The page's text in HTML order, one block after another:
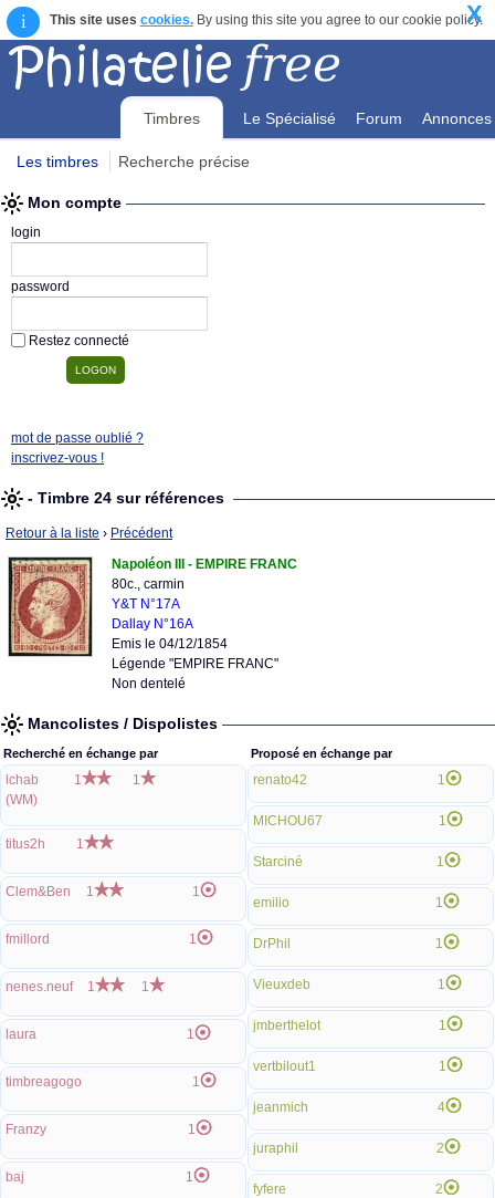
i This site uses cookies.By using this site you agree to our cookie policy.
X
Timbres Le Spécialisé Forum Annonces
Les timbres Recherche précise
Mon compte
login
password
Restez connecté
mot de passe oublié ?
inscrivez-vous !
- Timbre 24 sur références
Retour à la liste › Précédent
Napoléon III - EMPIRE FRANC
80c., carmin
Y&T N°17A
Dallay N°16A
Emis le 04/12/1854
Légende "EMPIRE FRANC"
Non dentelé
Mancolistes / Dispolistes
Recherché en échange par
lchab
(WM)
1 1
titus2h 1
Clem&Ben 1 1
fmillord 1
nenes.neuf 1 1
laura 1
timbreagogo 1
Franzy 1
baj 1
Proposé en échange par
renato42 1
MICHOU67 1
Starciné 1
emilio 1
DrPhil 1
Vieuxdeb 1
jmberthelot 1
vertbilout1 1
jeanmich 4
juraphil 2
fyfere 2